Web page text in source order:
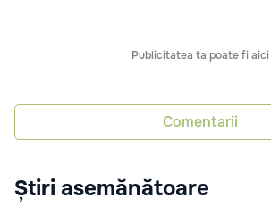
Publicitatea ta poate fi aici
Comentarii
Știri asemănătoare